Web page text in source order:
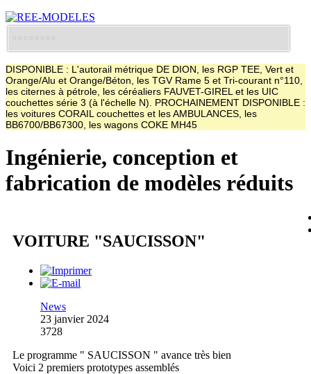
DISPONIBLE : L'autorail métrique DE DION, les RGP TEE, Vert et
Orange/Alu et Orange/Béton, les TGV Rame 5 et Tri-courant n°110,
les citernes à pétrole, les céréaliers FAUVET-GIREL et les UIC
couchettes série 3 (à l'échelle N). PROCHAINEMENT DISPONIBLE :
les voitures CORAIL couchettes et les AMBULANCES, les
BB6700/BB67300, les wagons COKE MH45
Ingénierie, conception et
fabrication de modèles réduits
VOITURE "SAUCISSON"
News
23 janvier 2024
3728
Le programme " SAUCISSON " avance très bien
Voici 2 premiers prototypes assemblés